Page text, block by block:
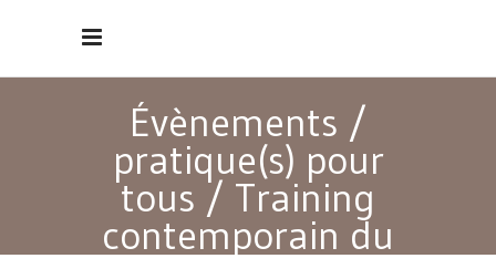
Évènements /
pratique(s) pour
tous / Training
contemporain du